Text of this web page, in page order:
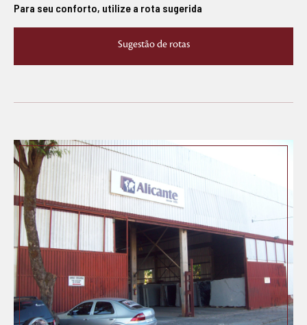
Para seu conforto, utilize a rota sugerida
Sugestão de rotas